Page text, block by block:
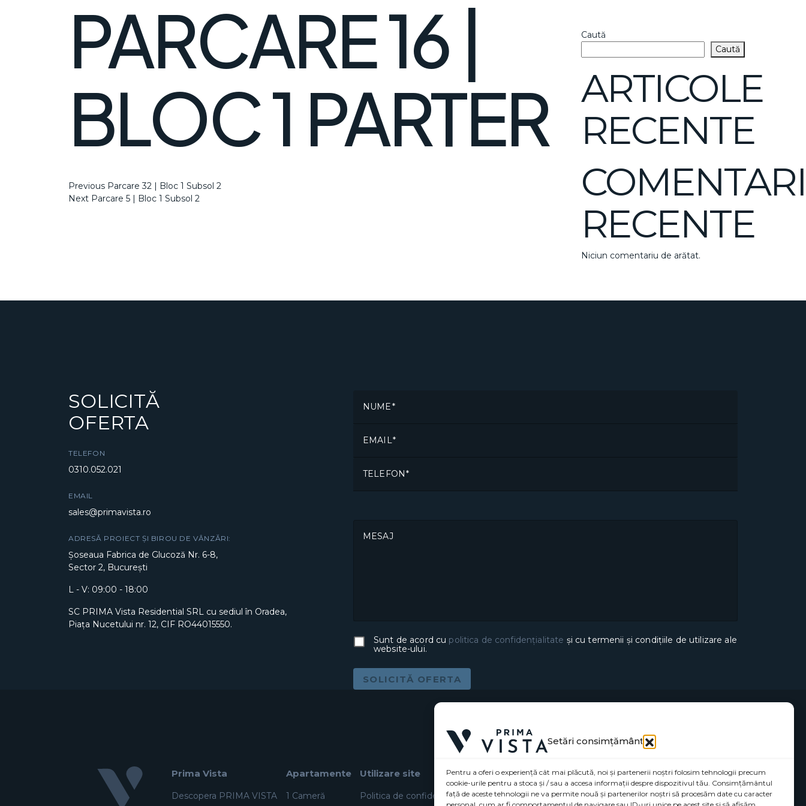
Setări consimțământ
Pentru a oferi o experiență cât mai plăcută, noi și partenerii noștri folosim tehnologii precum
cookie-urile pentru a stoca și / sau a accesa informații despre dispozitivul tău. Consimțământul
față de aceste tehnologii ne va permite nouă și partenerilor noștri să procesăm date cu caracter
PARCARE 16 |
BLOC 1 PARTER
NAVIGARE
Previous
Post
Previous Parcare 32 | Bloc 1 Subsol 2
Next
Next Parcare 5 | Bloc 1 Subsol 2
Caută
Caută
ARTICOLE
RECENTE
RECENTE
Niciun comentariu de arătat.
SOLICITĂ
OFERTA
TELEFON
0310.052.021
EMAIL
sales@primavista.ro
ADRESĂ PROIECT ȘI BIROU DE VÂNZĂRI:
Șoseaua Fabrica de Glucoză Nr. 6-8,
Sector 2, București
L - V: 09:00 - 18:00
SC PRIMA Vista Residential SRL cu sediul în Oradea,
Piața Nucetului nr. 12, CIF RO44015550.
NUME
EMAIL
TELEFON
MESAJ
Sunt de acord cu politica de confidențialitate și cu termenii și condițiile de utilizare ale
website-ului.
SOLICITĂ OFERTA
Prima Vista
Descopera PRIMA VISTA
Apartamente
1 Cameră
Utilizare site
Politica de confidențialitate (UE)